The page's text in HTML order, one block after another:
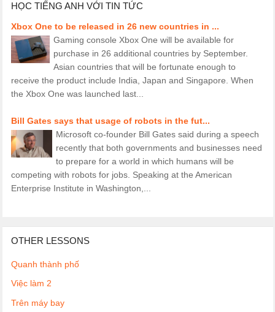
HỌC TIẾNG ANH VỚI TIN TỨC
Xbox One to be released in 26 new countries in ...
Gaming console Xbox One will be available for
purchase in 26 additional countries by September.
Asian countries that will be fortunate enough to
receive the product include India, Japan and Singapore. When
the Xbox One was launched last...
Bill Gates says that usage of robots in the fut...
Microsoft co-founder Bill Gates said during a speech
recently that both governments and businesses need
to prepare for a world in which humans will be
competing with robots for jobs. Speaking at the American
Enterprise Institute in Washington,...
OTHER LESSONS
Quanh thành phố
Việc làm 2
Trên máy bay